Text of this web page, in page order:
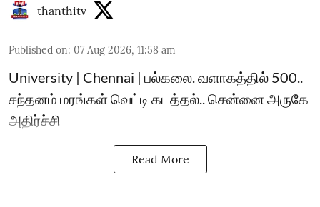
thanthitv
Published on: 07 Aug 2026, 11:58 am
University | Chennai | பல்கலை. வளாகத்தில் 500..
சந்தனம் மரங்கள் வெட்டி கடத்தல்.. சென்னை அருகே
அதிர்ச்சி
Read More